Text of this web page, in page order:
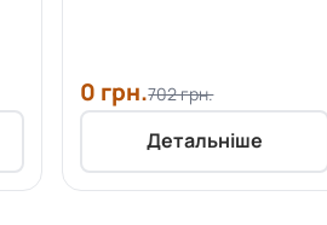
0 грн.702 грн.
Детальніше